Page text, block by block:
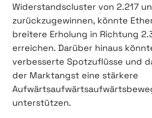
Widerstandscluster von 2.217
zurückzugewinnen, könnte
breitere Erholung in Richtung
erreichen. Darüber hinaus
verbesserte Spotzuflüsse und
der Marktangst eine stärkere
unterstützen.